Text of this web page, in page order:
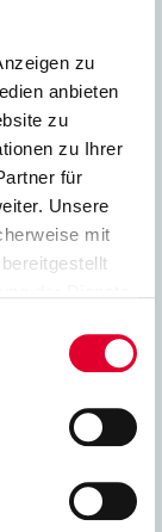
zu
anbieten
zu
zu Ihrer
für
Unsere
mit
präzise
und
hochwertigen
zu fertigen, ist